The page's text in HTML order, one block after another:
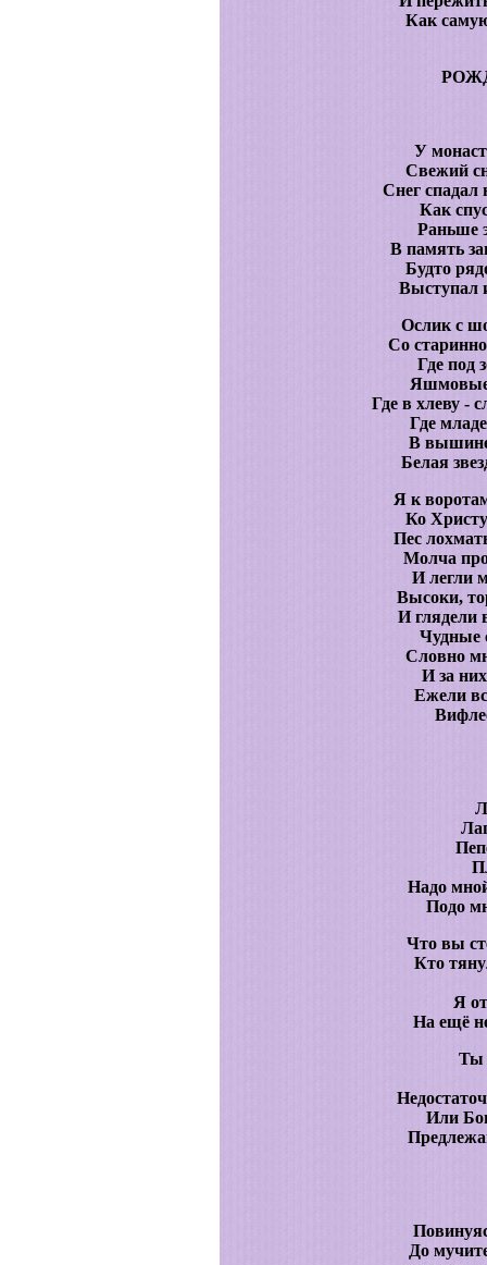
Как
У
Свежий
Снег спадал
Как
Раньше
В память
Будто
Выступал
Ослик с
Со
Где под
Где в хлеву -
Где
В
Белая
Я к
Ко
Пес
Молча
И легли
Высоки,
И глядели
Чудные
Словно
И за
Ежели
Надо
Подо
Что вы
Кто
Я
На ещё
Ты
Или
До